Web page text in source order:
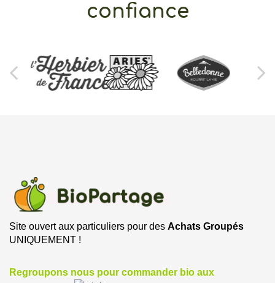
confiance
Site ouvert aux particuliers pour des Achats Groupés
UNIQUEMENT !
Regroupons nous pour commander bio aux